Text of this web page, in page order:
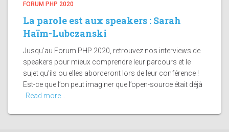
FORUM PHP 2020
La parole est aux speakers : Sarah
Haïm-Lubczanski
Jusqu’au Forum PHP 2020, retrouvez nos interviews de
speakers pour mieux comprendre leur parcours et le
sujet qu’ils ou elles aborderont lors de leur conférence !
Est-ce que l’on peut imaginer que l’open-source était déjà
Read more…